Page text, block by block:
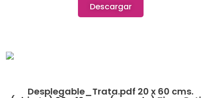
Descargar
Desplegable_Trata.pdf 20 x 60 cms.